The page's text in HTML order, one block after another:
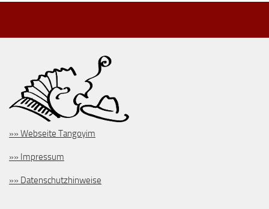
»» Webseite Tangoyim
»» Impressum
»» Datenschutzhinweise